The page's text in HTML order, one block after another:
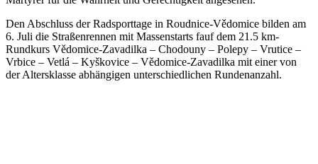
Den Abschluss der Radsporttage in Roudnice-Vědomice bilden am
6. Juli die Straßenrennen mit Massenstarts fauf dem 21.5 km-
Rundkurs Vědomice-Zavadilka – Chodouny – Polepy – Vrutice –
Vrbice – Vetlá – Kyškovice – Vědomice-Zavadilka mit einer von
der Altersklasse abhängigen unterschiedlichen Rundenanzahl.